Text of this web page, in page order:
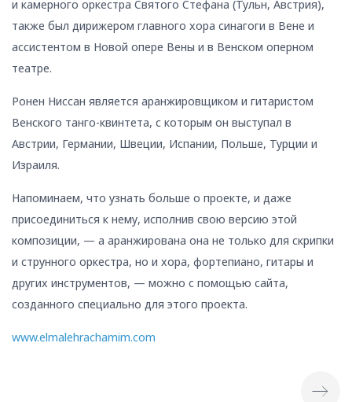
и камерного оркестра Святого Стефана (Тульн, Австрия),
также был дирижером главного хора синагоги в Вене и
ассистентом в Новой опере Вены и в Венском оперном
театре.
Ронен Ниссан является аранжировщиком и гитаристом
Венского танго-квинтета, с которым он выступал в
Австрии, Германии, Швеции, Испании, Польше, Турции и
Израиля.
Напоминаем, что узнать больше о проекте, и даже
присоединиться к нему, исполнив свою версию этой
композиции, — а аранжирована она не только для скрипки
и струнного оркестра, но и хора, фортепиано, гитары и
других инструментов, — можно с помощью сайта,
созданного специально для этого проекта.
www.elmalehrachamim.com